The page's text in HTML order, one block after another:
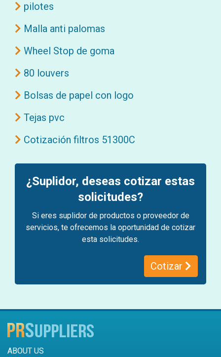
pilotes
Malla anti palomas
Wheel Stop de goma
80 louvers
Bolsas de papel con logo
Tejas pvc
Cotización filtros 51300C
¿Suplidor, deseas cotizar estas
solicitudes?
Si eres suplidor de productos o proveedor de
servicios, te ofrecemos la oportunidad de cotizar
esta solicitudes.
Cotizar
ABOUT US